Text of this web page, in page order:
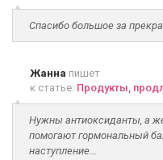
Спасибо большое за
Жанна пишет
к статье: Продукты,
Нужны антиоксиданты, а
помогают гормональный
наступление...